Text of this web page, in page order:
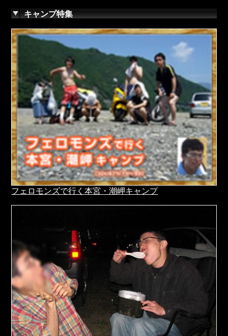
キャンプ特集
フェロモンズで行く本宮・潮岬キャンプ